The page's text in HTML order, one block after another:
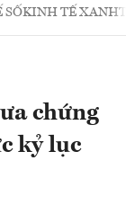
SỐKINH TẾ XANH
chứng
kỷ lục